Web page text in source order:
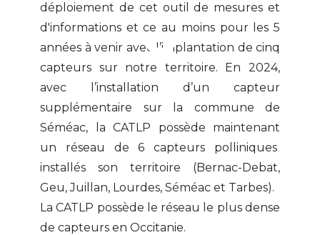
déploiement de cet outil de mesures et
d'informations et ce au moins pour les 5
années à venir avec l’implantation de cinq
capteurs sur notre territoire. En 2024,
avec l’installation d’un capteur
supplémentaire sur la commune de
Séméac, la CATLP possède maintenant
un réseau de 6 capteurs polliniques
installés son territoire (Bernac-Debat,
Geu, Juillan, Lourdes, Séméac et Tarbes).
La CATLP possède le réseau le plus dense
de capteurs en Occitanie.